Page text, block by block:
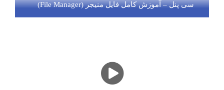
سی پنل – آموزش کامل فایل منیجر (File Manager)